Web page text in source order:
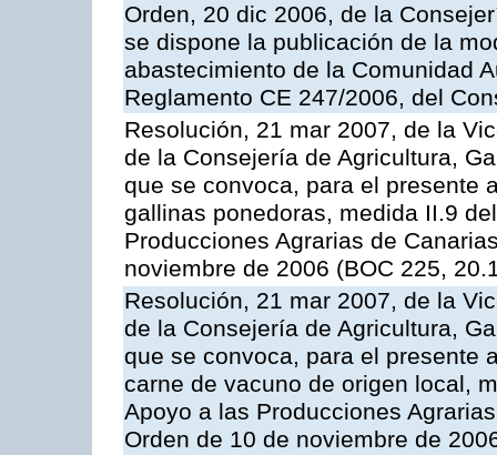
Orden, 20 dic 2006, de la
se dispone la publicación de la
abastecimiento de la Comunidad
Reglamento CE 247/2006, del
Resolución, 21 mar 2007, de la
de la Consejería de Agricultura,
que se convoca, para el presente
gallinas ponedoras, medida II.9
Producciones Agrarias de
noviembre de 2006 (BOC 225,
Resolución, 21 mar 2007, de la
de la Consejería de Agricultura,
que se convoca, para el presente
carne de vacuno de origen local,
Apoyo a las Producciones
Orden de 10 de noviembre de